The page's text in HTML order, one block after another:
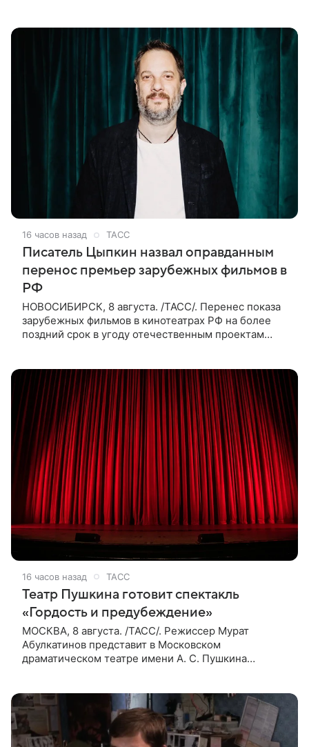
16 часов назад ТАСС
Писатель Цыпкин назвал оправданным
перенос премьер зарубежных фильмов в
РФ
НОВОСИБИРСК, 8 августа. /ТАСС/. Перенес показа
зарубежных фильмов в кинотеатрах РФ на более
поздний срок в угоду отечественным проектам
16 часов назад ТАСС
Театр Пушкина готовит спектакль
«Гордость и предубеждение»
МОСКВА, 8 августа. /ТАСС/. Режиссер Мурат
Абулкатинов представит в Московском
драматическом театре имени А. С. Пушкина
XVIII —